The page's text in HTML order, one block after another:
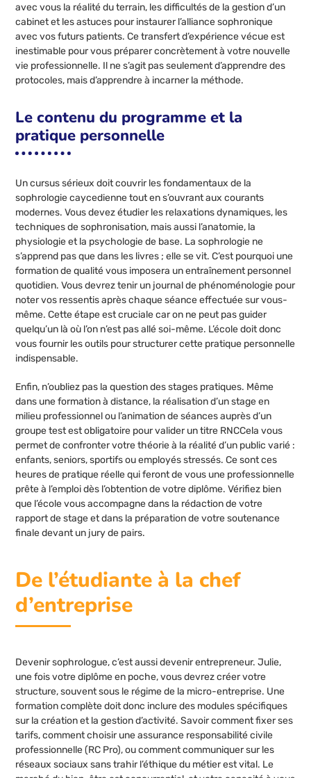
avec vous la réalité du terrain, les difficultés de la gestion d’un
cabinet et les astuces pour instaurer l’alliance sophronique
avec vos futurs patients. Ce transfert d’expérience vécue est
inestimable pour vous préparer concrètement à votre nouvelle
vie professionnelle. Il ne s’agit pas seulement d’apprendre des
protocoles, mais d’apprendre à incarner la méthode.
Le contenu du programme et la
pratique personnelle
Un cursus sérieux doit couvrir les fondamentaux de la
sophrologie caycedienne tout en s’ouvrant aux courants
modernes. Vous devez étudier les relaxations dynamiques, les
techniques de sophronisation, mais aussi l’anatomie, la
physiologie et la psychologie de base. La sophrologie ne
s’apprend pas que dans les livres ; elle se vit. C’est pourquoi une
formation de qualité vous imposera un entraînement personnel
quotidien. Vous devrez tenir un journal de phénoménologie pour
noter vos ressentis après chaque séance effectuée sur vous-
même. Cette étape est cruciale car on ne peut pas guider
quelqu’un là où l’on n’est pas allé soi-même. L’école doit donc
vous fournir les outils pour structurer cette pratique personnelle
indispensable.
Enfin, n’oubliez pas la question des stages pratiques. Même
dans une formation à distance, la réalisation d’un stage en
milieu professionnel ou l’animation de séances auprès d’un
groupe test est obligatoire pour valider un titre RNCCela vous
permet de confronter votre théorie à la réalité d’un public varié :
enfants, seniors, sportifs ou employés stressés. Ce sont ces
heures de pratique réelle qui feront de vous une professionnelle
prête à l’emploi dès l’obtention de votre diplôme. Vérifiez bien
que l’école vous accompagne dans la rédaction de votre
rapport de stage et dans la préparation de votre soutenance
finale devant un jury de pairs.
De l’étudiante à la chef
d’entreprise
Devenir sophrologue, c’est aussi devenir entrepreneur. Julie,
une fois votre diplôme en poche, vous devrez créer votre
structure, souvent sous le régime de la micro-entreprise. Une
formation complète doit donc inclure des modules spécifiques
sur la création et la gestion d’activité. Savoir comment fixer ses
tarifs, comment choisir une assurance responsabilité civile
professionnelle (RC Pro), ou comment communiquer sur les
réseaux sociaux sans trahir l’éthique du métier est vital. Le